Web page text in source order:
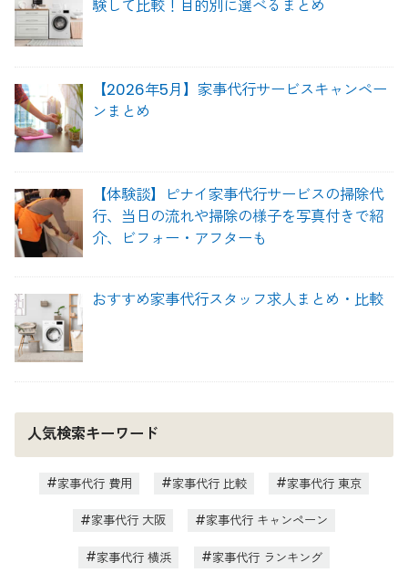
験して比較！目的別に選べるまとめ
【2026年5月】家事代行サービスキャンペー
ンまとめ
【体験談】ピナイ家事代行サービスの掃除代
行、当日の流れや掃除の様子を写真付きで紹
介、ビフォー・アフターも
おすすめ家事代行スタッフ求人まとめ・比較
人気検索キーワード
家事代行 費用 家事代行 比較 家事代行 東京
家事代行 大阪 家事代行 キャンペーン
家事代行 横浜 家事代行 ランキング